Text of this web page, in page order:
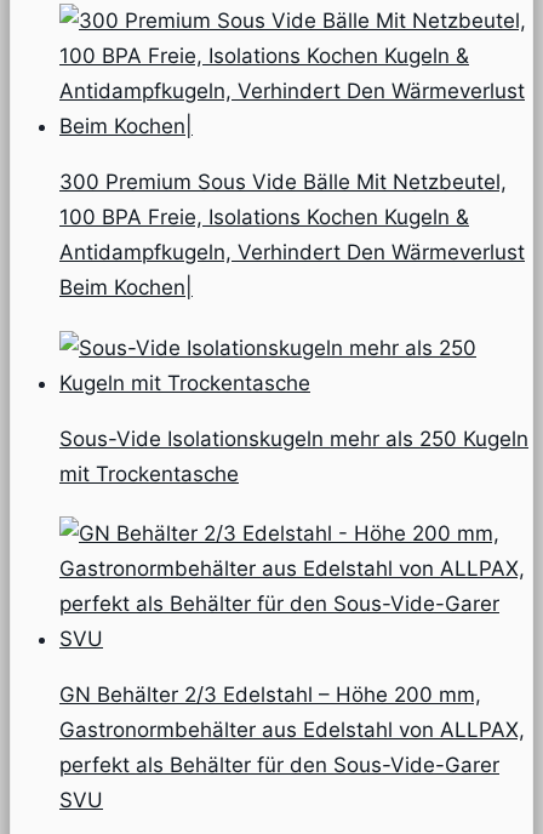
300 Premium Sous Vide Bälle Mit Netzbeutel,
100 BPA Freie, Isolations Kochen Kugeln &
Antidampfkugeln, Verhindert Den Wärmeverlust
Beim Kochen|
Sous-Vide Isolationskugeln mehr als 250 Kugeln
mit Trockentasche
GN Behälter 2/3 Edelstahl – Höhe 200 mm,
Gastronormbehälter aus Edelstahl von ALLPAX,
perfekt als Behälter für den Sous-Vide-Garer
SVU